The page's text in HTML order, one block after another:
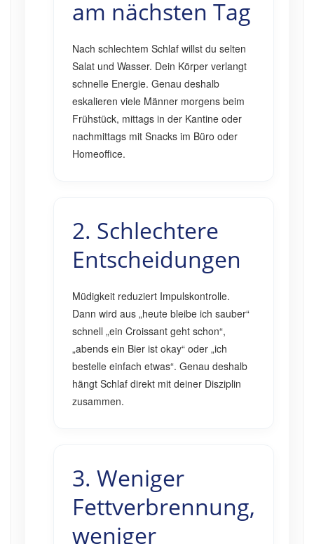
am nächsten Tag
Nach schlechtem Schlaf willst du selten
Salat und Wasser. Dein Körper verlangt
schnelle Energie. Genau deshalb
eskalieren viele Männer morgens beim
Frühstück, mittags in der Kantine oder
nachmittags mit Snacks im Büro oder
Homeoffice.
2. Schlechtere
Entscheidungen
Müdigkeit reduziert Impulskontrolle.
Dann wird aus „heute bleibe ich sauber“
schnell „ein Croissant geht schon“,
„abends ein Bier ist okay“ oder „ich
bestelle einfach etwas“. Genau deshalb
hängt Schlaf direkt mit deiner Disziplin
zusammen.
3. Weniger
Fettverbrennung,
weniger